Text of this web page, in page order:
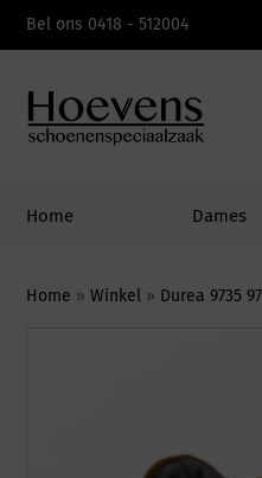
Bel ons 0418 - 512004
Home Dames
Home » Winkel » Durea 9735